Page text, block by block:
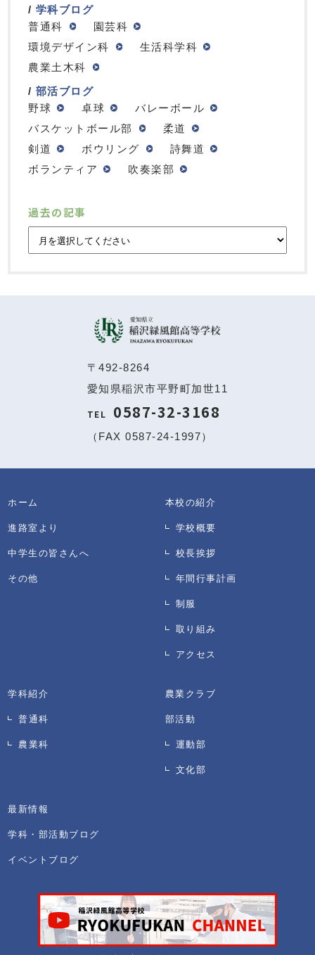
学科ブログ
普通科
園芸科
環境デザイン科
生活科学科
農業土木科
部活ブログ
野球
卓球
バレーボール
バスケットボール部
柔道
剣道
ボウリング
詩舞道
ボランティア
吹奏楽部
過去の記事
〒492-8264
愛知県稲沢市平野町加世11
TEL 0587-32-3168
（FAX 0587-24-1997）
ホーム
進路室より
中学生の皆さんへ
その他
本校の紹介
学校概要
校長挨拶
年間行事計画
制服
取り組み
アクセス
学科紹介
普通科
農業科
農業クラブ
部活動
運動部
文化部
最新情報
学科・部活動ブログ
イベントブログ